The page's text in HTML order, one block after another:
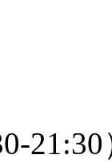
21:30